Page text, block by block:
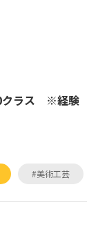
クラス ※経験
#美術工芸